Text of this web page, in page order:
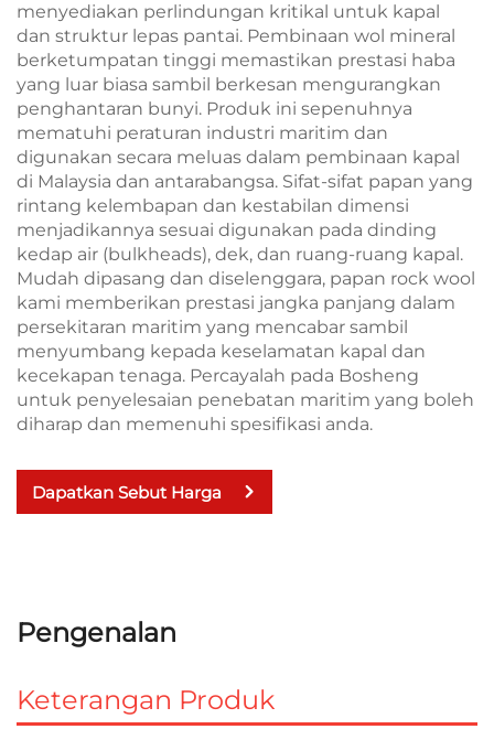
menyediakan perlindungan kritikal untuk kapal
dan struktur lepas pantai. Pembinaan wol mineral
berketumpatan tinggi memastikan prestasi haba
yang luar biasa sambil berkesan mengurangkan
penghantaran bunyi. Produk ini sepenuhnya
mematuhi peraturan industri maritim dan
digunakan secara meluas dalam pembinaan kapal
di Malaysia dan antarabangsa. Sifat-sifat papan yang
rintang kelembapan dan kestabilan dimensi
menjadikannya sesuai digunakan pada dinding
kedap air (bulkheads), dek, dan ruang-ruang kapal.
Mudah dipasang dan diselenggara, papan rock wool
kami memberikan prestasi jangka panjang dalam
persekitaran maritim yang mencabar sambil
menyumbang kepada keselamatan kapal dan
kecekapan tenaga. Percayalah pada Bosheng
untuk penyelesaian penebatan maritim yang boleh
diharap dan memenuhi spesifikasi anda.
Dapatkan Sebut Harga
Pengenalan
Keterangan Produk